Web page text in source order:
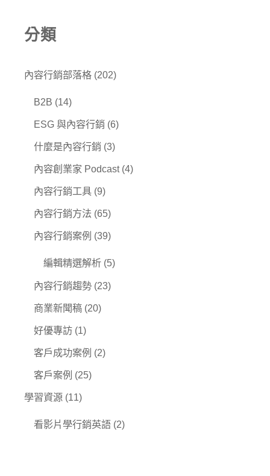
分類
內容行銷部落格 (202)
B2B (14)
ESG 與內容行銷 (6)
什麼是內容行銷 (3)
內容創業家 Podcast(4)
內容行銷工具 (9)
內容行銷方法 (65)
內容行銷案例 (39)
編輯精選解析 (5)
內容行銷趨勢 (23)
商業新聞稿 (20)
好優專訪 (1)
客戶成功案例 (2)
客戶案例 (25)
學習資源 (11)
看影片學行銷英語 (2)